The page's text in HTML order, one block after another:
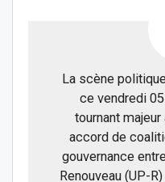
La scène
ce vendredi
tournant majeur
accord de
gouvernance
Renouveau (UP-